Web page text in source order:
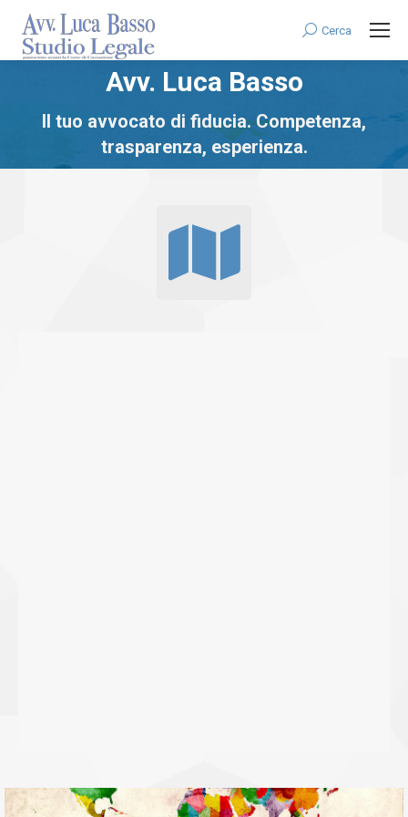
Search:
Cerca
You are here:
Avv. Luca Basso
Il tuo avvocato di fiducia. Competenza,
trasparenza, esperienza.